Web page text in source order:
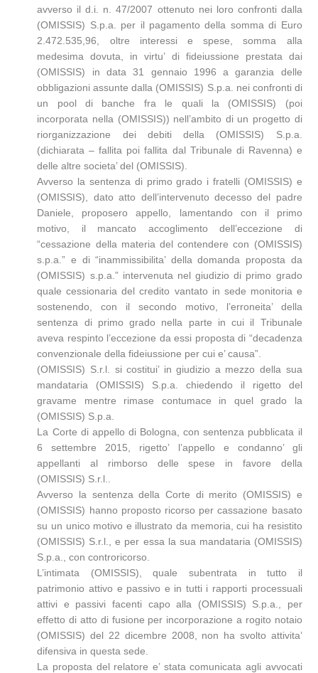
avverso il d.i. n. 47/2007 ottenuto nei loro confronti dalla
(OMISSIS) S.p.a. per il pagamento della somma di Euro
2.472.535,96, oltre interessi e spese, somma alla
medesima dovuta, in virtu’ di fideiussione prestata dai
(OMISSIS) in data 31 gennaio 1996 a garanzia delle
obbligazioni assunte dalla (OMISSIS) S.p.a. nei confronti di
un pool di banche fra le quali la (OMISSIS) (poi
incorporata nella (OMISSIS)) nell’ambito di un progetto di
riorganizzazione dei debiti della (OMISSIS) S.p.a.
(dichiarata – fallita poi fallita dal Tribunale di Ravenna) e
delle altre societa’ del (OMISSIS).
Avverso la sentenza di primo grado i fratelli (OMISSIS) e
(OMISSIS), dato atto dell’intervenuto decesso del padre
Daniele, proposero appello, lamentando con il primo
motivo, il mancato accoglimento dell’eccezione di
“cessazione della materia del contendere con (OMISSIS)
s.p.a.” e di “inammissibilita’ della domanda proposta da
(OMISSIS) s.p.a.” intervenuta nel giudizio di primo grado
quale cessionaria del credito vantato in sede monitoria e
sostenendo, con il secondo motivo, l’erroneita’ della
sentenza di primo grado nella parte in cui il Tribunale
aveva respinto l’eccezione da essi proposta di “decadenza
convenzionale della fideiussione per cui e’ causa”.
(OMISSIS) S.r.l. si costitui’ in giudizio a mezzo della sua
mandataria (OMISSIS) S.p.a. chiedendo il rigetto del
gravame mentre rimase contumace in quel grado la
(OMISSIS) S.p.a.
La Corte di appello di Bologna, con sentenza pubblicata il
6 settembre 2015, rigetto’ l’appello e condanno’ gli
appellanti al rimborso delle spese in favore della
(OMISSIS) S.r.l..
Avverso la sentenza della Corte di merito (OMISSIS) e
(OMISSIS) hanno proposto ricorso per cassazione basato
su un unico motivo e illustrato da memoria, cui ha resistito
(OMISSIS) S.r.l., e per essa la sua mandataria (OMISSIS)
S.p.a., con controricorso.
L’intimata (OMISSIS), quale subentrata in tutto il
patrimonio attivo e passivo e in tutti i rapporti processuali
attivi e passivi facenti capo alla (OMISSIS) S.p.a., per
effetto di atto di fusione per incorporazione a rogito notaio
(OMISSIS) del 22 dicembre 2008, non ha svolto attivita’
difensiva in questa sede.
La proposta del relatore e’ stata comunicata agli avvocati